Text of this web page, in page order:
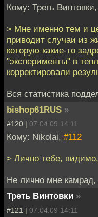
Кому: Треть Винтовки,
> Мне именно тем и
приводит случаи из
которую какие-то
"эксперименты" в
корректировали
Вся статистика
bishop61RUS »
#120 | 07.04.09 14:11
Кому: Nikolai, #112
> Лично тебе,
Не лично мне камрад,
Треть Винтовки »
#121 | 07.04.09 14:11